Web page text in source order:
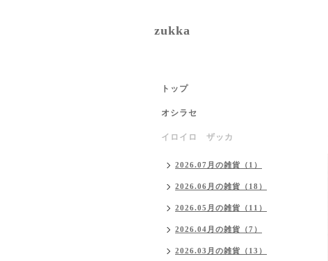
zukka
トップ
オシラセ
イロイロ ザッカ
2026.07月の雑貨（1）
2026.06月の雑貨（18）
2026.05月の雑貨（11）
2026.04月の雑貨（7）
2026.03月の雑貨（13）